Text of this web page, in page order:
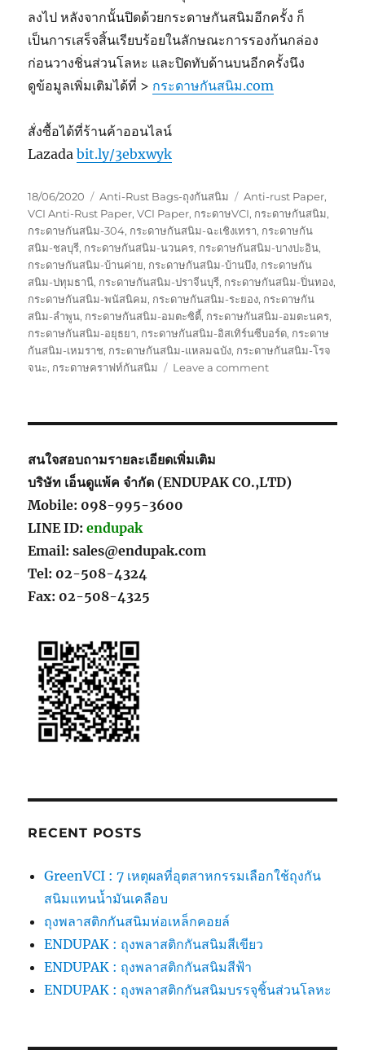
ลงไป หลังจากนั้นปิดด้วยกระดาษกันสนิมอีกครั้ง ก็
เป็นการเสร็จสิ้นเรียบร้อยในลักษณะการรองก้นกล่อง
ก่อนวางชิ่นส่วนโลหะ และปิดทับด้านบนอีกครั้งนึง
ดูข้อมูลเพิ่มเติมได้ที่ > กระดาษกันสนิม.com
สั่งซื้อได้ที่ร้านค้าออนไลน์
Lazadabit.ly/3ebxwyk
Posted
on
18/06/2020 Categories
Anti-Rust Bags-ถุงกันสนิม Tags
Anti-rust Paper,
VCI Anti-Rust Paper,VCI Paper, กระดาษVCI, กระดาษกันสนิม,
กระดาษกันสนิม-304, กระดาษกันสนิม-ฉะเชิงเทรา, กระดาษกัน
สนิม-ชลบุรี, กระดาษกันสนิม-นวนคร, กระดาษกันสนิม-บางปะอิน,
กระดาษกันสนิม-บ้านค่าย, กระดาษกันสนิม-บ้านบึง, กระดาษกัน
สนิม-ปทุมธานี, กระดาษกันสนิม-ปราจีนบุรี, กระดาษกันสนิม-ปิ่นทอง,
กระดาษกันสนิม-พนัสนิคม, กระดาษกันสนิม-ระยอง, กระดาษกัน
สนิม-ลำพูน, กระดาษกันสนิม-อมตะซิตี้, กระดาษกันสนิม-อมตะนคร,
กระดาษกันสนิม-อยุธยา, กระดาษกันสนิม-อิสเทิร์นซีบอร์ด, กระดาษ
กันสนิม-เหมราช, กระดาษกันสนิม-แหลมฉบัง, กระดาษกันสนิม-โรจ
จนะ, กระดาษคราฟท์กันสนิม Leave a commenton
สนิม
สนใจสอบถามรายละเอียดเพิ่มเติม
บริษัท เอ็นดูแพ้ค จำกัด (ENDUPAK CO.,LTD)
Mobile: 098-995-3600
LINE ID:endupak
Email: sales@endupak.com
Tel: 02-508-4324
Fax: 02-508-4325
RECENT POSTS
GreenVCI : 7 เหตุผลที่อุตสาหกรรมเลือกใช้ถุงกัน
สนิมแทนน้ำมันเคลือบ
ถุงพลาสติกกันสนิมห่อเหล็กคอยล์
ENDUPAK : ถุงพลาสติกกันสนิมสีเขียว
ENDUPAK : ถุงพลาสติกกันสนิมสีฟ้า
ENDUPAK : ถุงพลาสติกกันสนิมบรรจุชิ้นส่วนโลหะ